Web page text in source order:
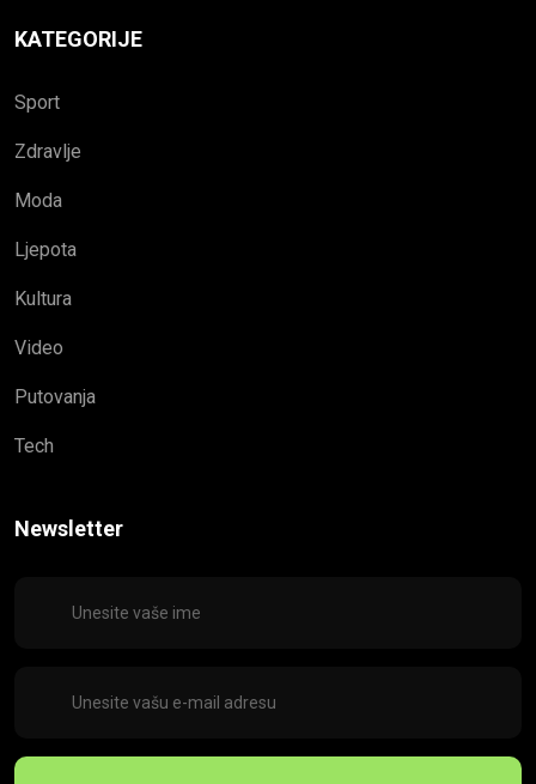
KATEGORIJE
Sport
Zdravlje
Moda
Ljepota
Kultura
Video
Putovanja
Tech
Newsletter